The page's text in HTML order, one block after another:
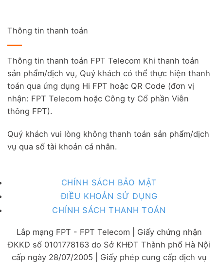
Thông tin thanh toán
Thông tin thanh toán FPT Telecom Khi thanh toán
sản phẩm/dịch vụ, Quý khách có thể thực hiện thanh
toán qua ứng dụng Hi FPT hoặc QR Code (đơn vị
nhận: FPT Telecom hoặc Công ty Cổ phần Viễn
thông FPT).
Quý khách vui lòng không thanh toán sản phẩm/dịch
vụ qua số tài khoản cá nhân.
CHÍNH SÁCH BẢO MẬT
ĐIỀU KHOẢN SỬ DỤNG
CHÍNH SÁCH THANH TOÁN
Lắp mạng FPT - FPT Telecom | Giấy chứng nhận
ĐKKD số 0101778163 do Sở KHĐT Thành phố Hà Nội
cấp ngày 28/07/2005 | Giấy phép cung cấp dịch vụ